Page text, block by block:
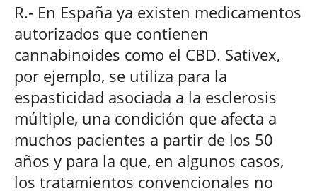
R.- En España ya existen medicamentos
autorizados que contienen
cannabinoides como el CBD. Sativex,
por ejemplo, se utiliza para la
espasticidad asociada a la esclerosis
múltiple, una condición que afecta a
muchos pacientes a partir de los 50
años y para la que, en algunos casos,
los tratamientos convencionales no